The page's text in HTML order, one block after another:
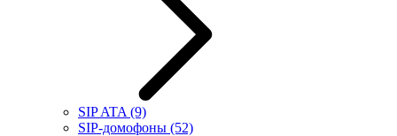
SIP ATA (9)
SIP-домофоны (52)